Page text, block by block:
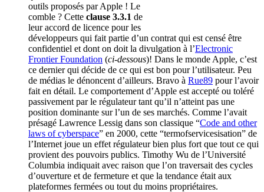
outils proposés par Apple ! Le
comble ? Cette clause 3.3.1 de
leur accord de licence pour les
développeurs qui fait partie d’un contrat qui est censé être
confidentiel et dont on doit la divulgation à l’Electronic
Frontier Foundation (ci-dessous)! Dans le monde Apple, c’est
ce dernier qui décide de ce qui est bon pour l’utilisateur. Peu
de médias le dénoncent d’ailleurs. Bravo à Rue89 pour l’avoir
fait en détail. Le comportement d’Apple est accepté ou toléré
passivement par le régulateur tant qu’il n’atteint pas une
position dominante sur l’un de ses marchés. Comme l’avait
présagé Lawrence Lessig dans son classique “Code and other
laws of cyberspace” en 2000, cette “termofservicesisation” de
l’Internet joue un effet régulateur bien plus fort que tout ce qui
provient des pouvoirs publics. Timothy Wu de l’Université
Columbia indiquait avec raison que l’on traversait des cycles
d’ouverture et de fermeture et que la tendance était aux
plateformes fermées ou tout du moins propriétaires.